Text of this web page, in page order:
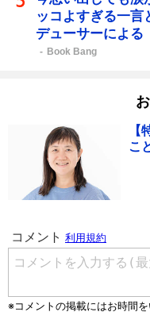
ッコよすぎる一
デューサーによる
Book Bang
こ